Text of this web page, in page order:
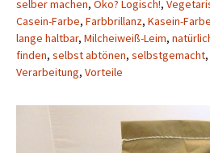
selber machen, Öko? Logisch!,
Casein-Farbe, Farbbrillanz, Kasein-
lange haltbar, Milcheiweiß-Leim,
finden, selbst abtönen, selbstgemacht,
Verarbeitung, Vorteile